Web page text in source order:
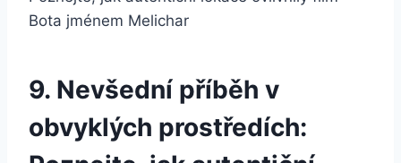
9. Nevšední příběh v​
obvyklých prostředích: